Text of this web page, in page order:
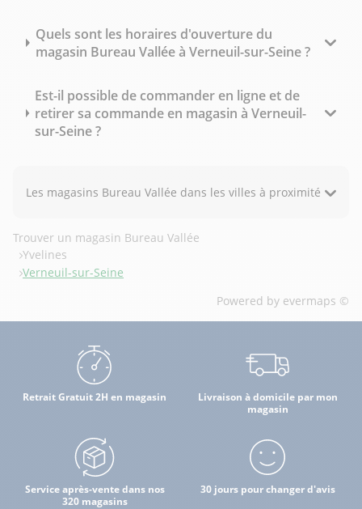
Quels sont les horaires d'ouverture du
magasin Bureau Vallée à Verneuil-sur-Seine ?
Est-il possible de commander en ligne et de
retirer sa commande en magasin à Verneuil-
sur-Seine ?
Les magasins Bureau Vallée dans les villes à proximité
Trouver un magasin Bureau Vallée
Yvelines
Verneuil-sur-Seine
Powered by evermaps ©
Retrait Gratuit 2H en magasin
Livraison à domicile par mon
magasin
Service après-vente dans nos
320 magasins
30 jours pour changer d'avis